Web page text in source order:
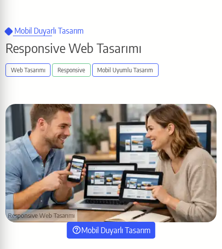
Mobil Duyarlı Tasarım
Responsive Web Tasarımı
Web Tasarımı Responsive Mobil Uyumlu Tasarım
Responsive Web Tasarımı
Mobil Duyarlı Tasarım